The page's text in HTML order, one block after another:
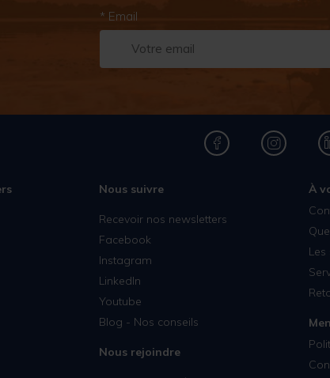
* Email
Nous suivre
Recevoir nos newsletters
Facebook
Instagram
LinkedIn
Youtube
Blog - Nos conseils
Nous rejoindre
À
Les